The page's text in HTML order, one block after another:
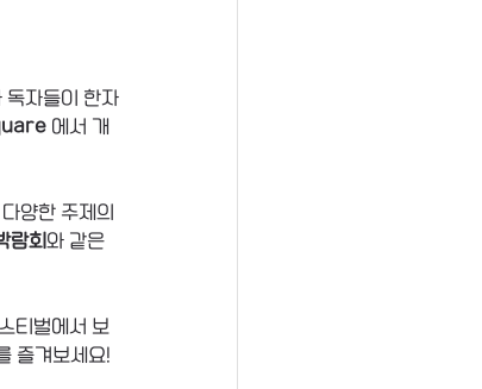
자들이 한자
에서 개
양한 주제의
람회 와 같은
티벌에서 보
즐겨보세요!